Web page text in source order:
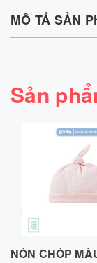
MÔ TẢ SẢN
Sản